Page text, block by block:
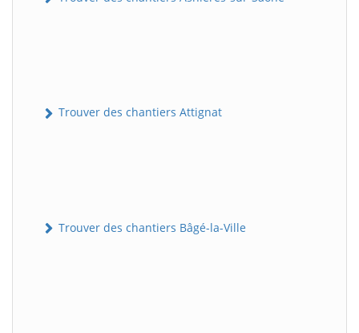
Trouver des chantiers Attignat
Trouver des chantiers Bâgé-la-Ville